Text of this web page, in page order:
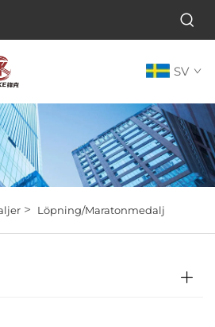
SV
> Löpning/Maratonmedalj